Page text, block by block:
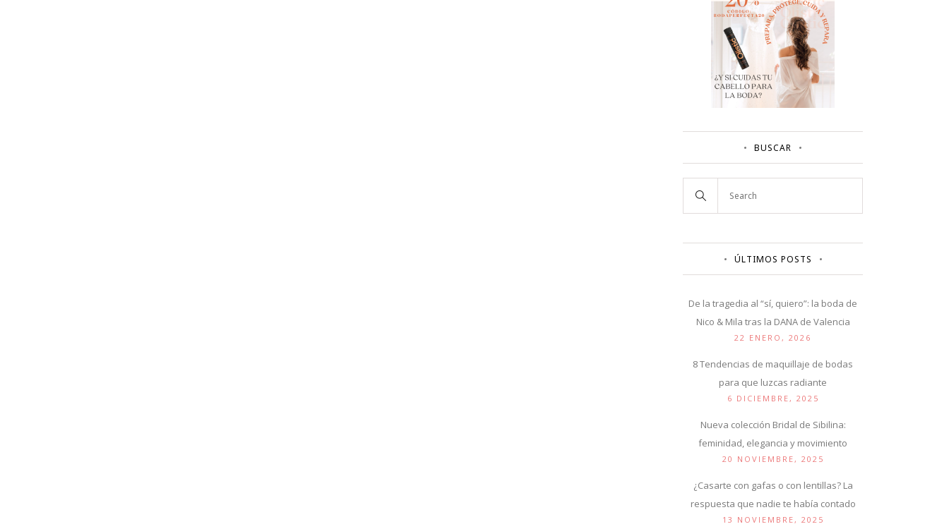
BUSCAR
ÚLTIMOS POSTS
De la tragedia al “sí, quiero”: la boda de
Nico & Mila tras la DANA de Valencia
22 ENERO, 2026
8 Tendencias de maquillaje de bodas
para que luzcas radiante
6 DICIEMBRE, 2025
Nueva colección Bridal de Sibilina:
feminidad, elegancia y movimiento
20 NOVIEMBRE, 2025
¿Casarte con gafas o con lentillas? La
respuesta que nadie te había contado
13 NOVIEMBRE, 2025